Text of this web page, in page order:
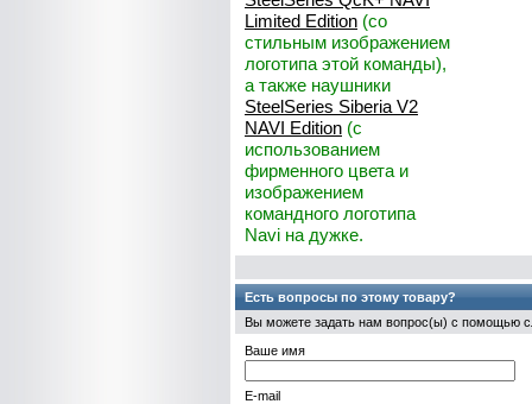
Limited Edition (со
стильным изображением
логотипа этой команды),
а также наушники
SteelSeries Siberia V2
NAVI Edition (с
использованием
фирменного цвета и
изображением
командного логотипа
Navi на дужке.
Есть вопросы по этому товару?
Вы можете задать нам вопрос(ы) с помощью
Ваше имя
E-mail